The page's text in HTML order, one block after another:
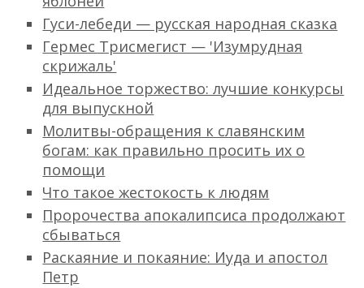
Гуси-лебеди — русская народная сказка
Гермес Трисмегист — 'Изумрудная
скрижаль'
Идеальное торжество: лучшие конкурсы
для выпускной
Молитвы-обращения к славянским
богам: как правильно просить их о
помощи
Что такое жестокость к людям
Пророчества апокалипсиса продолжают
сбываться
Раскаяние и покаяние: Иуда и апостол
Петр